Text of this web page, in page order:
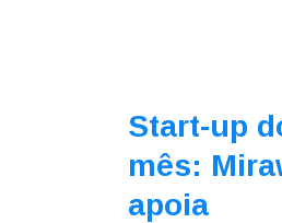
Start-up
mês:
apoia